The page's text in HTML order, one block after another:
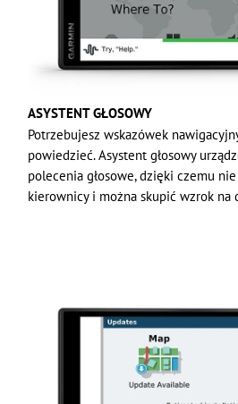
ASYSTENT GŁOSOWY
Potrzebujesz wskazówek
powiedzieć. Asystent głosowy
polecenia głosowe, dzięki czemu
kierownicy i można skupić wzrok na